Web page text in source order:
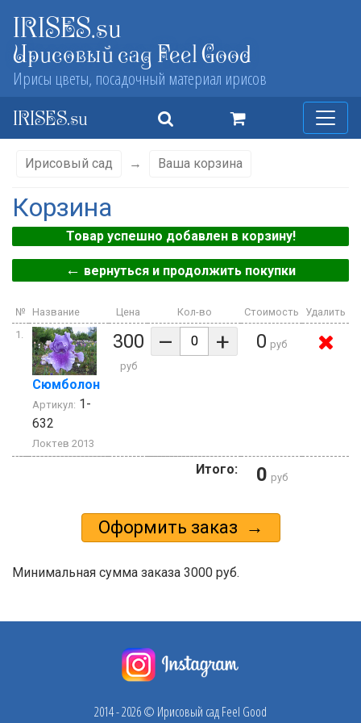
IRISES.su
Ирисовый сад Feel Good
Ирисы цветы, посадочный материал ирисов
IRISES.su
Ирисовый сад → Ваша корзина
Корзина
Товар успешно добавлен в корзину!
← вернуться и продолжить покупки
№ Название Цена Кол-во Стоимость
Удалить
1.
Сюмболон
Артикул: 1-
632
Локтев 2013
300
руб
– + 0 руб
Итого: 0 руб
Минимальная сумма заказа 3000 руб.
2014 - 2026 © Ирисовый сад Feel Good